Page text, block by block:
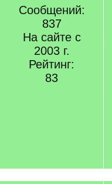
Сообщений:
837
На сайте с
2003 г.
Рейтинг:
83